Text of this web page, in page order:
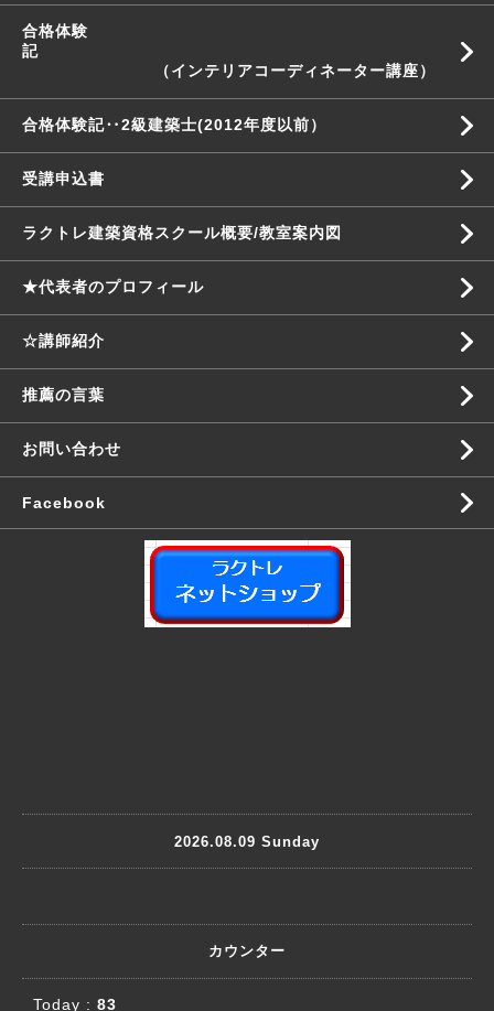
合格体験
記
（インテリアコーディネーター講座）
合格体験記‥2級建築士(2012年度以前）
受講申込書
ラクトレ建築資格スクール概要/教室案内図
★代表者のプロフィール
☆講師紹介
推薦の言葉
お問い合わせ
Facebook
2026.08.09 Sunday
カウンター
Today : 83